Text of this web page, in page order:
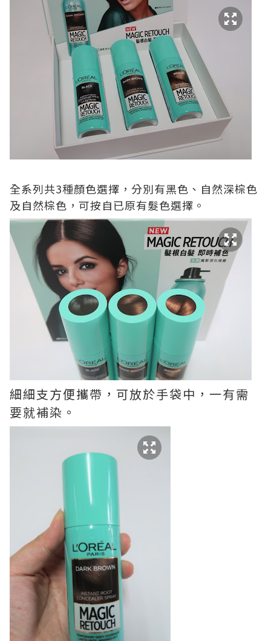
全系列共3種顏色選擇，分別有黑色、自然深棕色
及自然棕色，可按自已原有髮色選擇。
細細支方便攜帶，可放於手袋中，一有需
要就補染。